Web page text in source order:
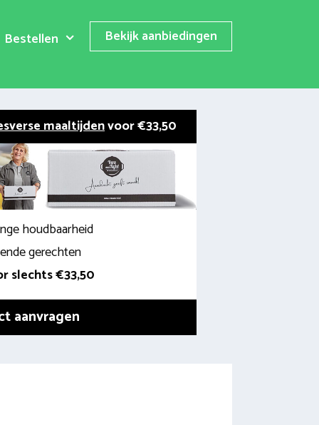
Bestellen Bekijk aanbiedingen
maaltijdenvoor €33,50
houdbaarheid
gerechten
slechts €33,50
aanvragen